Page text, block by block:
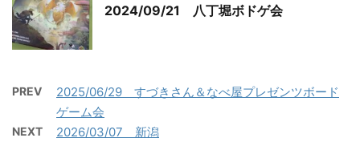
2024/09/21 八丁堀ボドゲ会
PREV
2025/06/29 すづきさん＆なべ屋プレゼンツボード
ゲーム会
NEXT 2026/03/07 新潟